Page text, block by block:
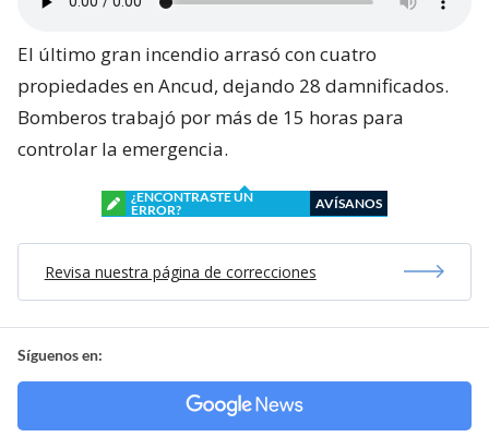
El último gran incendio arrasó con cuatro
propiedades en Ancud, dejando 28 damnificados.
Bomberos trabajó por más de 15 horas para
controlar la emergencia.
¿ENCONTRASTE UN
ERROR?
AVÍSANOS
Revisa nuestra página de correcciones
Síguenos en: